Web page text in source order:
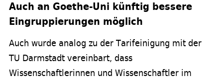
Auch an Goethe-Uni künftig bessere
Eingruppierungen möglich
Auch wurde analog zu der Tarifeinigung mit der
TU Darmstadt vereinbart, dass
Wissenschaftlerinnen und Wissenschaftler im